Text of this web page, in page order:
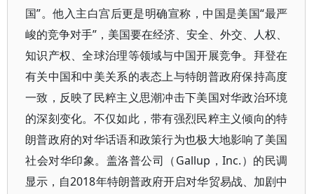
国”。他入主白宫后更是明确宣称，中国是美国“最严
峻的竞争对手”，美国要在经济、安全、外交、人权、
知识产权、全球治理等领域与中国开展竞争。拜登在
有关中国和中美关系的表态上与特朗普政府保持高度
一致，反映了民粹主义思潮冲击下美国对华政治环境
的深刻变化。不仅如此，带有强烈民粹主义倾向的特
朗普政府的对华话语和政策行为也极大地影响了美国
社会对华印象。盖洛普公司（Gallup，Inc.）的民调
显示，自2018年特朗普政府开启对华贸易战、加剧中